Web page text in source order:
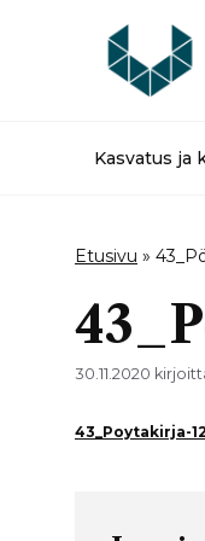
Kasvatus ja
Etusivu »
30.11.2020
43_Poytakirja-